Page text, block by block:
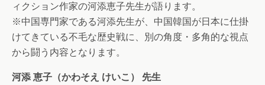
ィクション作家の河添恵子先生が語ります。
※中国専門家である河添先生が、中国韓国が日本に仕掛
けてきている不毛な歴史戦に、別の角度・多角的な視点
から闘う内容となります。
河添 恵子（かわそえ けいこ） 先生